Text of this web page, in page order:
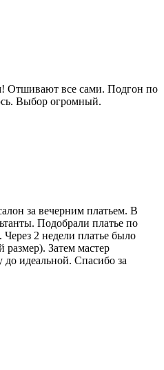
Отшивают все сами. Подгон по
Выбор огромный.
за вечерним платьем. В
Подобрали платье по
2 недели платье было
размер). Затем мастер
до идеальной. Спасибо за